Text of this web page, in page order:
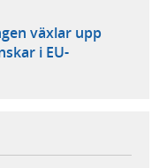
växlar upp
i EU-